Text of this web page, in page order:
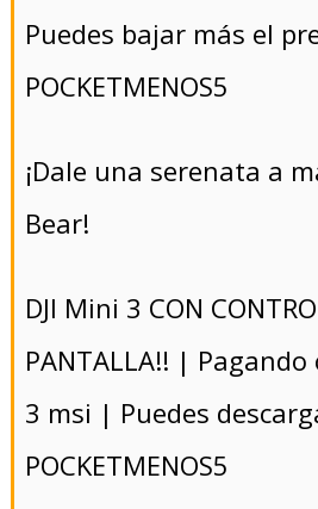
Puedes bajar más el
POCKETMENOS5
¡Dale una serenata a
Bear!
DJI Mini 3 CON
PANTALLA!! | Pagando
3 msi | Puedes
POCKETMENOS5